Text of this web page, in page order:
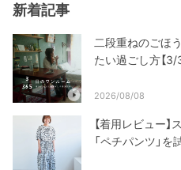
新着記事
二段重ねのごほ
たい過ごし方【
2026/08/08
【着用レビュー
「ペチパンツ」を